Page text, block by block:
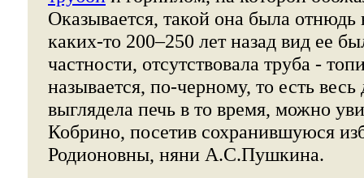
Оказывается, такой она была отнюдь
каких-то 200–250 лет назад вид ее
частности, отсутствовала труба -
называется, по-черному, то есть
выглядела печь в то время, можно
Кобрино, посетив сохранившуюся
Родионовны, няни А.С.Пушкина.